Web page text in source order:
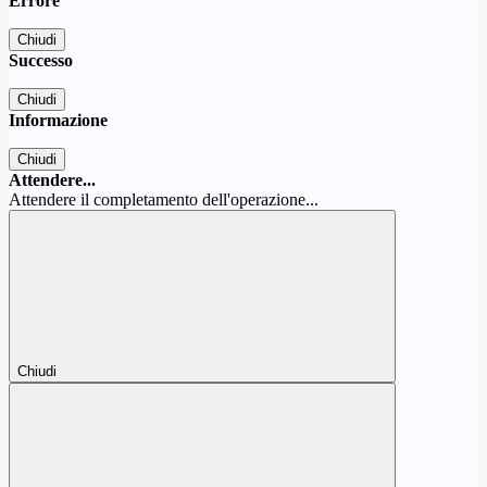
Chiudi
Successo
Chiudi
Informazione
Chiudi
Attendere...
Attendere il completamento dell'operazione...
Chiudi